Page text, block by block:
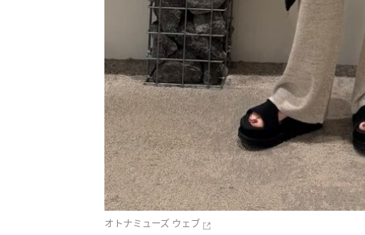
オトナミューズ ウェブ